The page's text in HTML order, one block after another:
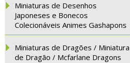
Miniaturas de Desenhos
Japoneses e Bonecos
Colecionáveis Animes Gashapons
Miniaturas de Dragões / Miniatura
de Dragão / Mcfarlane Dragons